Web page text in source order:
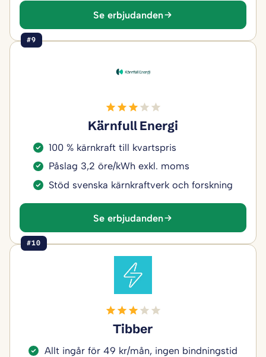
Se erbjudanden
#9
Kärnfull Energi
100 % kärnkraft till kvartspris
Påslag 3,2 öre/kWh exkl. moms
Stöd svenska kärnkraftverk och forskning
Se erbjudanden
#10
Tibber
Allt ingår för 49 kr/mån, ingen bindningstid